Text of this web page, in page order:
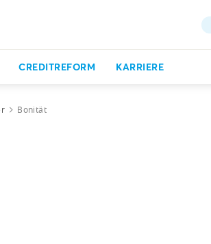
CREDITREFORM KARRIERE
Bonität